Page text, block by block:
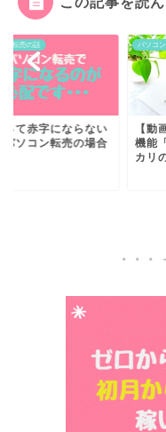
ン転売の話
って赤字にならない
パソコン転売の場合
パソコ
【動
機能
カリ